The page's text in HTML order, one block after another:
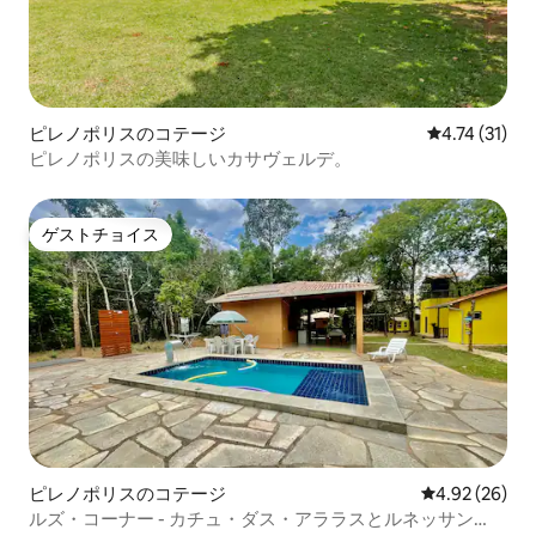
ピレノポリスのコテージ レビュー31
4.74 (31)
ピレノポリスの美味しいカサヴェルデ。
ゲストチョイス
ゲストチョイス
ピレノポリスのコテージ レビュー26
4.92 (26)
ルズ・コーナー - カチュ・ダス・アララスとルネッサン